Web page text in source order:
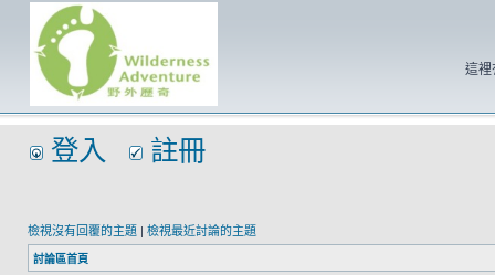
這裡
登入 註冊
檢視沒有回覆的主題 | 檢視最近討論的主題
討論區首頁